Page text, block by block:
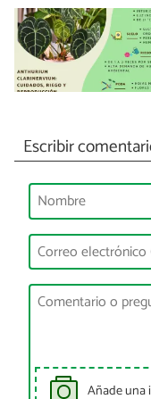
Escribir
Añade una